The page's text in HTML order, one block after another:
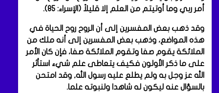
أمر ربي وما أوتيتم من العلم إلا قليلاً (الإسراء: ٨٥).
وقد ذهب بعض المفسرين إلى أن الروح روح الحياة في
هذه المواضع، وذهب بعض المفسرين إلى أنه ملك من
الملائكة يقوم صفا وتقوم الملائكة صفا، فإن كان الأمر
على ما ذكر الأولون فكيف يتعاطى علم شيء استأثر
الله عز وجل به ولم يطلع عليه رسول الله, وقد امتحن
بالسؤال عنه ليكون له شاهدا ولنبوته علما.